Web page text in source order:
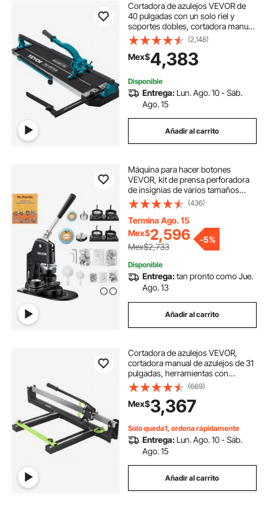
Cortadora de azulejos VEVOR de
40 pulgadas con un solo riel y
soportes dobles, cortadora manual
de azulejos de 3/5 pulgadas con
láser de precisión, herramientas
manuales para cortes de precisión
(40 pulgadas)
(2,148)
Mex$4,383
Disponible
Entrega: Lun. Ago. 10 - Sáb.
Ago. 15
Añadir al carrito
Máquina para hacer botones
VEVOR, kit de prensa perforadora
de insignias de varios tamaños
(1,25 + 2,25 pulgadas), regalo DIY
para niños, creador de pines,
suministros para hacer botones
con 500 piezas, cortador circular y
libro mágico.
(436)
Termina Ago. 15
Mex$2,596
Mex$2,733
-5%
Disponible
Entrega:tan pronto como Jue.
Ago. 13
Añadir al carrito
Cortadora de azulejos VEVOR,
cortadora manual de azulejos de 31
pulgadas, herramientas con
posicionamiento láser preciso y
superficie de goma antideslizante,
riel y soporte únicos, cortadora de
azulejos a presión para la industria
de la cerámica y porcelana.
(669)
Mex$3,367
Solo queda1, ordena rápidamente
Entrega: Lun. Ago. 10 - Sáb.
Ago. 15
Añadir al carrito